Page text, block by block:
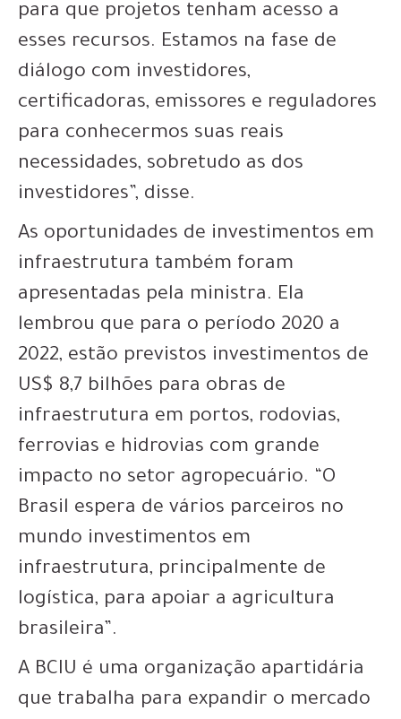
para que projetos tenham acesso a
esses recursos. Estamos na fase de
diálogo com investidores,
certificadoras, emissores e reguladores
para conhecermos suas reais
necessidades, sobretudo as dos
investidores”, disse.
As oportunidades de investimentos em
infraestrutura também foram
apresentadas pela ministra. Ela
lembrou que para o período 2020 a
2022, estão previstos investimentos de
US$ 8,7 bilhões para obras de
infraestrutura em portos, rodovias,
ferrovias e hidrovias com grande
impacto no setor agropecuário. “O
Brasil espera de vários parceiros no
mundo investimentos em
infraestrutura, principalmente de
logística, para apoiar a agricultura
brasileira”.
A BCIU é uma organização apartidária
que trabalha para expandir o mercado